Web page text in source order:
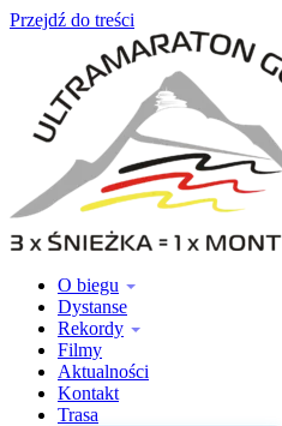
Przejdź do treści
O biegu
Dystanse
Rekordy
Filmy
Aktualności
Kontakt
Trasa